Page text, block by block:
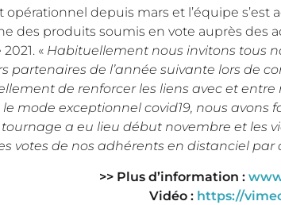
opérationnel depuis mars et l’équipe
des produits soumis en vote auprès des
« Habituellement nous invitons tous
partenaires de l’année suivante lors de
de renforcer les liens avec et
mode exceptionnel covid19, nous avons
tournage a eu lieu début novembre et les
votes de nos adhérents en distanciel par
>> Plus d’information :
Vidéo : https://